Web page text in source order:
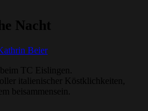
Nacht
Beier
TC Eislingen.
italienischer Köstklichkeiten,
beisammensein.